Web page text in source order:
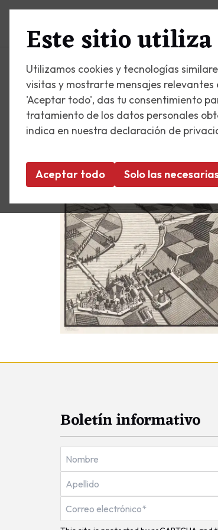
Este sitio utiliza
Utilizamos cookies y tecnologías
visitas y mostrarte mensajes relevantes
'Aceptar todo', das tu consentimiento
tratamiento de los datos personales
indica en nuestra declaración de
Aceptar todo Solo las
Visitar Ver y hacer
Boletín informativo